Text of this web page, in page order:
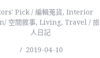
Pick / 編輯蒐貨, Interior
空間敘事, Living, Travel / 旅
人日記
2019-04-10